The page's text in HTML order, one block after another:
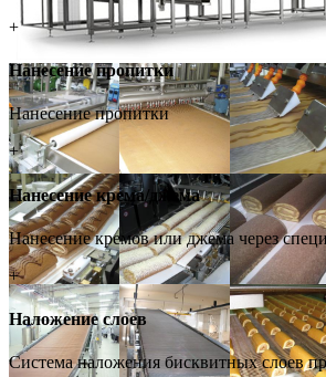
+
Нанесение пропитки
Нанесение пропитки
+
Нанесение крема/джема
Нанесение кремов или джема через
+
Наложение слоев
Система наложения бисквитных слоев